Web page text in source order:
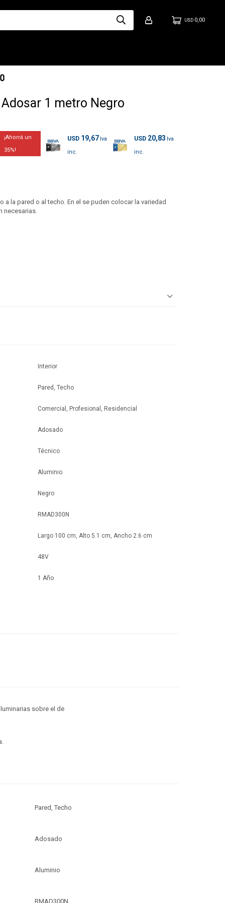
USD 0,00
1 metro Negro
35
USD 19,67 USD 20,83
a la pared o al techo. En el se puden colocar la variedad
necesarias.
Interior
Pared, Techo
Comercial, Profesional, Residencial
Adosado
Técnico
Aluminio
Negro
RMAD300N
Largo 100 cm, Alto 5.1 cm, Ancho 2.6 cm
48V
1 Año
sobre el de
Pared, Techo
Adosado
Aluminio
RMAD300N